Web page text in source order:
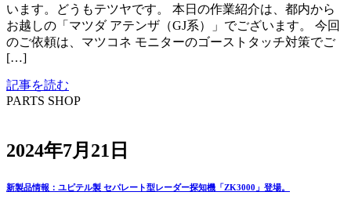
います。どうもテツヤです。 本日の作業紹介は、都内から
お越しの「マツダ アテンザ（GJ系）」でございます。 今回
のご依頼は、マツコネ モニターのゴーストタッチ対策でご
[…]
記事を読む
PARTS SHOP
2024年7月21日
新製品情報：ユピテル製 セパレート型レーダー探知機「ZK3000」登場。